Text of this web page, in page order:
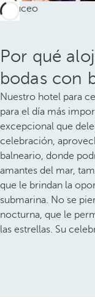
Por qué
bodas con
Nuestro hotel para
para el día más
excepcional que
celebración,
balneario, donde
amantes del mar,
que le brindan la
submarina. No se
nocturna, que le
las estrellas. Su